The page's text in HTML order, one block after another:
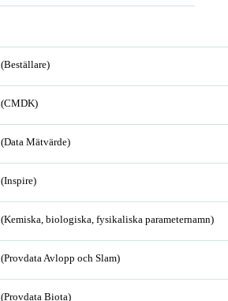
(Beställare)
(CMDK)
(Data Mätvärde)
(Inspire)
(Kemiska, biologiska, fysikaliska parameternamn)
(Provdata Avlopp och Slam)
(Provdata Biota)